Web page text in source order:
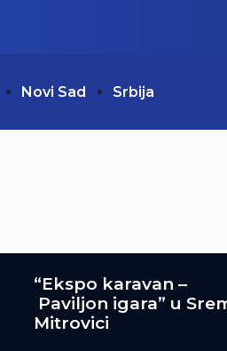
Novi Sad Srbija
“Ekspo karavan –
Paviljon igara” u
Mitrovici